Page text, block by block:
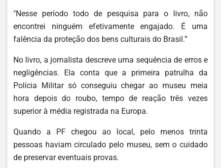
"Nesse período todo de pesquisa para o livro, não
encontrei ninguém efetivamente engajado. É uma
falência da proteção dos bens culturais do Brasil.”
No livro, a jornalista descreve uma sequência de erros e
negligências. Ela conta que a primeira patrulha da
Polícia Militar só conseguiu chegar ao museu meia
hora depois do roubo, tempo de reação três vezes
superior à média registrada na Europa.
Quando a PF chegou ao local, pelo menos trinta
pessoas haviam circulado pelo museu, sem o cuidado
de preservar eventuais provas.